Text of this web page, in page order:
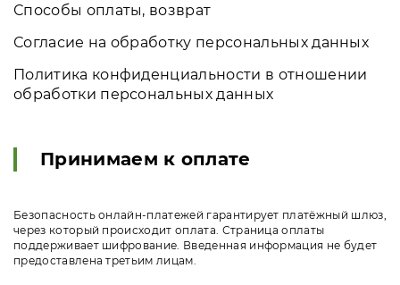
Способы оплаты, возврат
Согласие на обработку персональных данных
Политика конфиденциальности в отношении
обработки персональных данных
Принимаем к оплате
Безопасность онлайн-платежей гарантирует платёжный шлюз,
через который происходит оплата. Страница оплаты
поддерживает шифрование. Введенная информация не будет
предоставлена третьим лицам.